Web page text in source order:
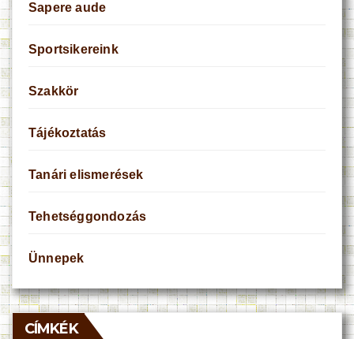
Sapere aude
Sportsikereink
Szakkör
Tájékoztatás
Tanári elismerések
Tehetséggondozás
Ünnepek
CÍMKÉK